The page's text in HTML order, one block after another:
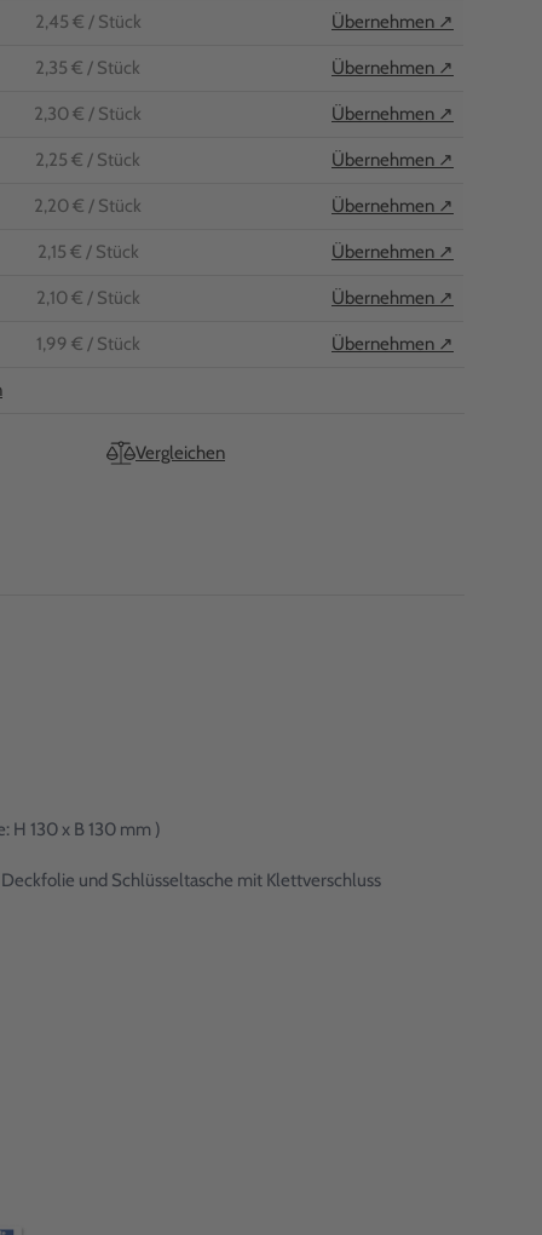
2,45 € / Stück Übernehmen ↗
2,35 € / Stück Übernehmen ↗
2,30 € / Stück Übernehmen ↗
2,25 € / Stück Übernehmen ↗
2,20 € / Stück Übernehmen ↗
2,15 € / Stück Übernehmen ↗
2,10 € / Stück Übernehmen ↗
1,99 € / Stück Übernehmen ↗
Vergleichen
H 130 x B 130 mm )
und Schlüsseltasche mit Klettverschluss